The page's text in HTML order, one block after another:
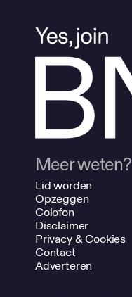
Meer weten?
Lid worden
Opzeggen
Colofon
Disclaimer
Privacy & Cookies
Contact
Adverteren